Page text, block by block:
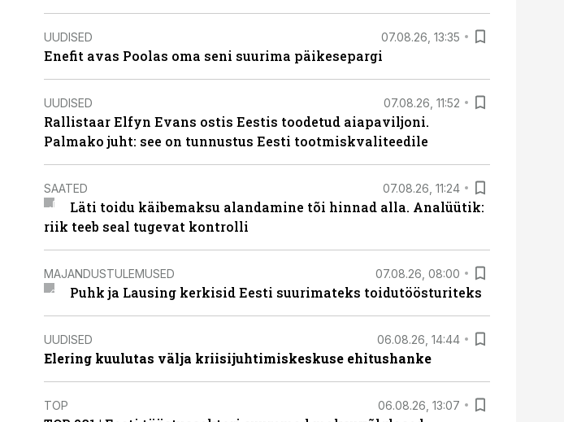
UUDISED 07.08.26, 13:35
Enefit avas Poolas oma seni suurima päikesepargi
UUDISED 07.08.26, 11:52
Rallistaar Elfyn Evans ostis Eestis toodetud aiapaviljoni.
Palmako juht: see on tunnustus Eesti tootmiskvaliteedile
SAATED 07.08.26, 11:24
Läti toidu käibemaksu alandamine tõi hinnad alla. Analüütik:
riik teeb seal tugevat kontrolli
MAJANDUSTULEMUSED 07.08.26, 08:00
Puhk ja Lausing kerkisid Eesti suurimateks toidutöösturiteks
UUDISED 06.08.26, 14:44
Elering kuulutas välja kriisijuhtimiskeskuse ehitushanke
TOP 06.08.26, 13:07